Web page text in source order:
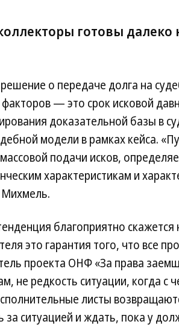
готовы далеко
о передаче долга на
— это срок исковой
доказательной базы в
модели в рамках кейса.
подачи исков,
характеристикам и
благоприятно скажется
это гарантия того, что все
проекта ОНФ «За права
не редкость ситуации, когда с
листы
за ситуацией и ждать, пока у